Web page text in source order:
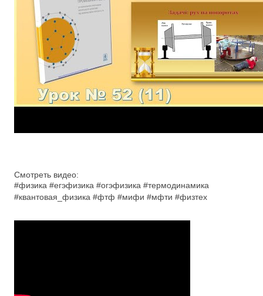
Смотреть видео:
#физика #егэфизика #огэфизика #термодинамика
#квантовая_физика #фтф #мифи #мфти #физтех